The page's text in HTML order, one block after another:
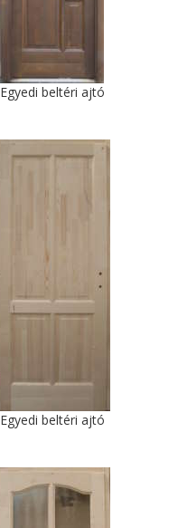
Egyedi beltéri ajtó
Egyedi beltéri ajtó